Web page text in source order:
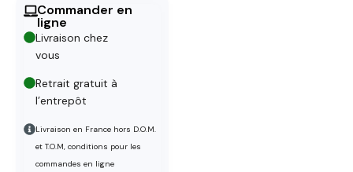
Commander en
ligne
Livraison chez
vous
Retrait gratuit à
l’entrepôt
Livraison en France hors D.O.M.
et T.O.M, conditions pour les
commandes en ligne